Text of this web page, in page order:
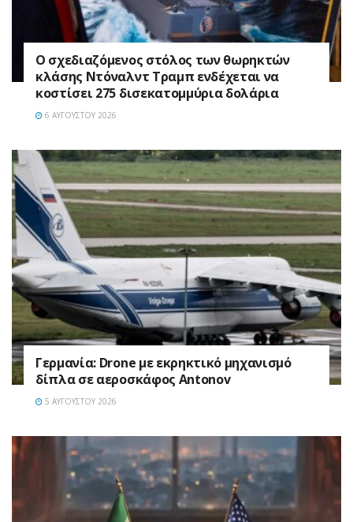
Ο σχεδιαζόμενος στόλος των θωρηκτών
κλάσης Ντόναλντ Τραμπ ενδέχεται να
κοστίσει 275 δισεκατομμύρια δολάρια
6 ΑΥΓΟΎΣΤΟΥ 2026
Γερμανία: Drone με εκρηκτικό μηχανισμό
δίπλα σε αεροσκάφος Antonov
5 ΑΥΓΟΎΣΤΟΥ 2026